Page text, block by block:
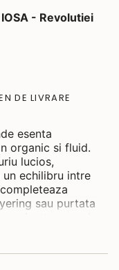
- Revolutiei
DE LIVRARE
esenta
organic si fluid.
lucios,
echilibru intre
sau purtata
tinute.